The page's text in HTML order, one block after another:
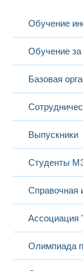
Обучение
Обучение
Базовая
Выпускники
Студенты
Справочная
Ассоциация
Олимпиада